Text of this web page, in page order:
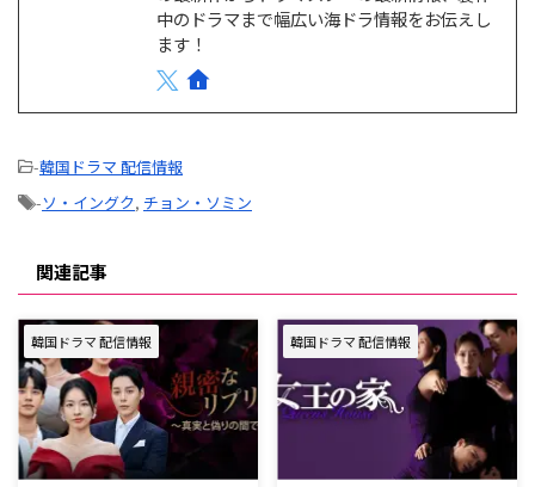
きABEMAプレミアム 月額料金
￥1,180/月 ￥680/月 プレミ …
中のドラマまで幅広い海ドラ情報をお伝えし
ます！
-韓国ドラマ 配信情報
-ソ・イングク, チョン・ソミン
関連記事
韓国ドラマ 配信情報 韓国ドラマ 配信情報